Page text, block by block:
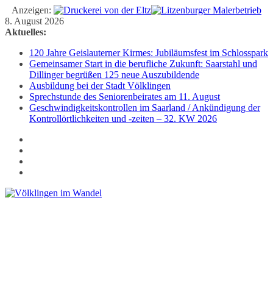
Anzeigen:
Zum
Inhalt
8. August 2026
Aktuelles:
120 Jahre Geislauterner Kirmes: Jubiläumsfest im Schlosspark
Gemeinsamer Start in die berufliche Zukunft: Saarstahl und
Dillinger begrüßen 125 neue Auszubildende
Ausbildung bei der Stadt Völklingen
Sprechstunde des Seniorenbeirates am 11. August
Geschwindigkeitskontrollen im Saarland / Ankündigung der
Kontrollörtlichkeiten und -zeiten – 32. KW 2026